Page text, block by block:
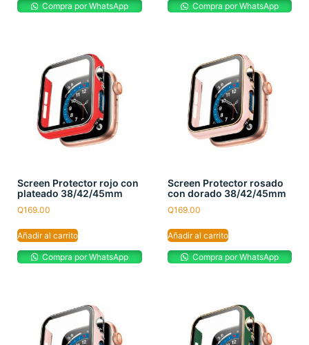
Compra por WhatsApp Compra por WhatsApp
Screen Protector rojo con
plateado 38/42/45mm
Q169.00
Añadir al carrito
Compra por WhatsApp
Screen Protector rosado
con dorado 38/42/45mm
Q169.00
Añadir al carrito
Compra por WhatsApp